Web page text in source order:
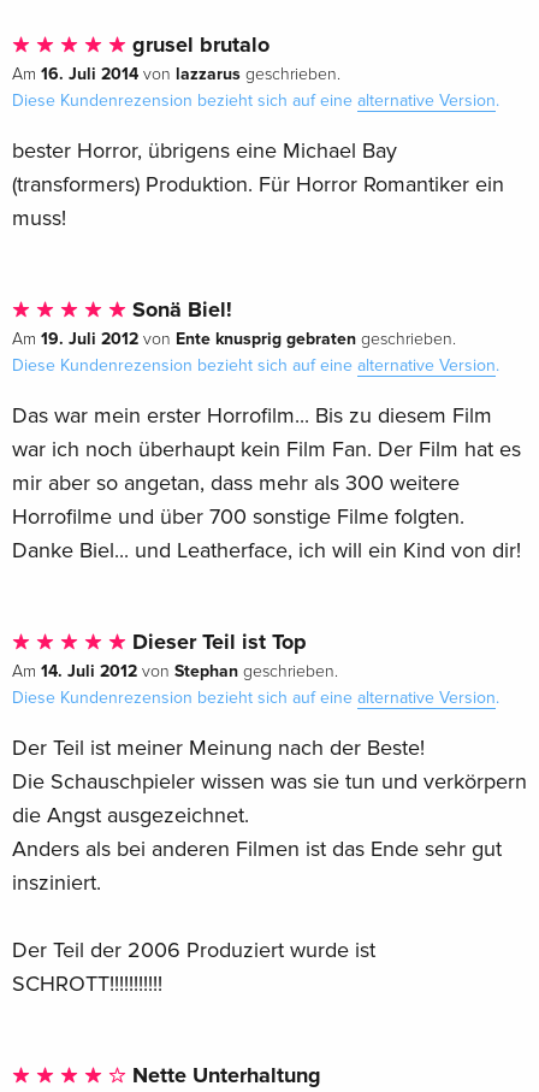
grusel brutalo
Am 16. Juli 2014 von lazzarus geschrieben.
Diese Kundenrezension bezieht sich auf eine alternative Version.
bester Horror, übrigens eine Michael Bay
(transformers) Produktion. Für Horror Romantiker ein
muss!
Sonä Biel!
Am 19. Juli 2012 von Ente knusprig gebraten geschrieben.
Diese Kundenrezension bezieht sich auf eine alternative Version.
Das war mein erster Horrofilm... Bis zu diesem Film
war ich noch überhaupt kein Film Fan. Der Film hat es
mir aber so angetan, dass mehr als 300 weitere
Horrofilme und über 700 sonstige Filme folgten.
Danke Biel... und Leatherface, ich will ein Kind von dir!
Dieser Teil ist Top
Am 14. Juli 2012 von Stephan geschrieben.
Diese Kundenrezension bezieht sich auf eine alternative Version.
Der Teil ist meiner Meinung nach der Beste!
Die Schauschpieler wissen was sie tun und verkörpern
die Angst ausgezeichnet.
Anders als bei anderen Filmen ist das Ende sehr gut
insziniert.
Der Teil der 2006 Produziert wurde ist
SCHROTT!!!!!!!!!!!
Nette Unterhaltung